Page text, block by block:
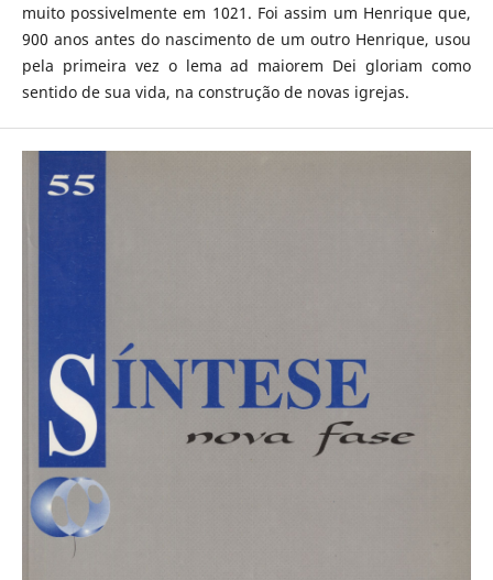
muito possivelmente em 1021. Foi assim um Henrique que,
900 anos antes do nascimento de um outro Henrique, usou
pela primeira vez o lema ad maiorem Dei gloriam como
sentido de sua vida, na construção de novas igrejas.